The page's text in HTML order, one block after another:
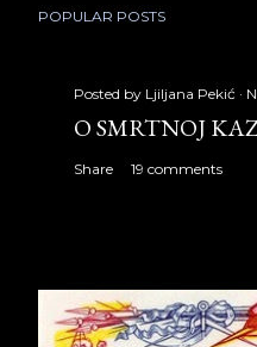
POPULAR POSTS
Posted by Ljiljana Pekić
O SMRTNOJ
Share 19 comments